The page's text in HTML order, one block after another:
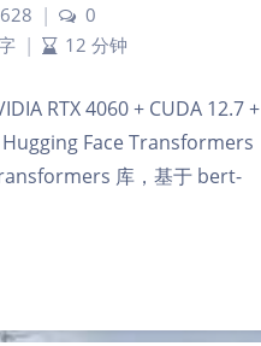
|
0
| 12 分钟
RTX 4060 + CUDA 12.7 +
Face Transformers
库，基于 bert-